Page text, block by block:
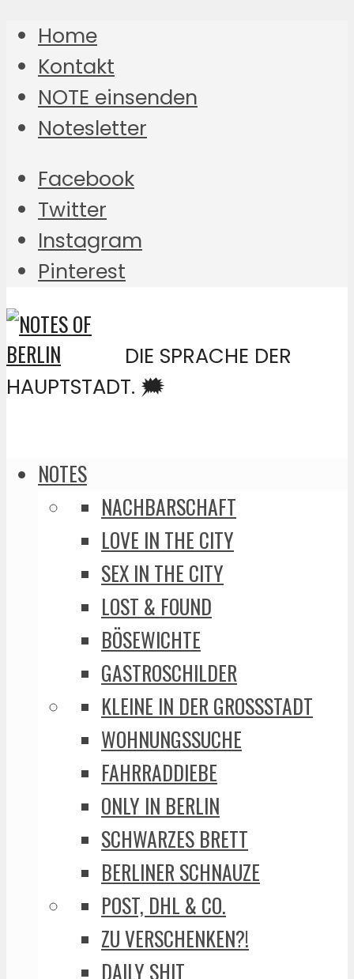
Home
Kontakt
NOTE einsenden
Notesletter
Facebook
Twitter
Instagram
Pinterest
DIE SPRACHE DER
HAUPTSTADT. 🗯️
NOTES
NACHBARSCHAFT
LOVE IN THE CITY
SEX IN THE CITY
LOST & FOUND
BÖSEWICHTE
GASTROSCHILDER
KLEINE IN DER GROSSSTADT
WOHNUNGSSUCHE
FAHRRADDIEBE
ONLY IN BERLIN
SCHWARZES BRETT
BERLINER SCHNAUZE
POST, DHL & CO.
ZU VERSCHENKEN?!
DAILY SHIT